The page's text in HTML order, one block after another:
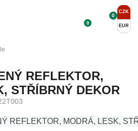
0
CZK
EUR
0
REFLEKTOR,
STŘÍBRNÝ DEKOR